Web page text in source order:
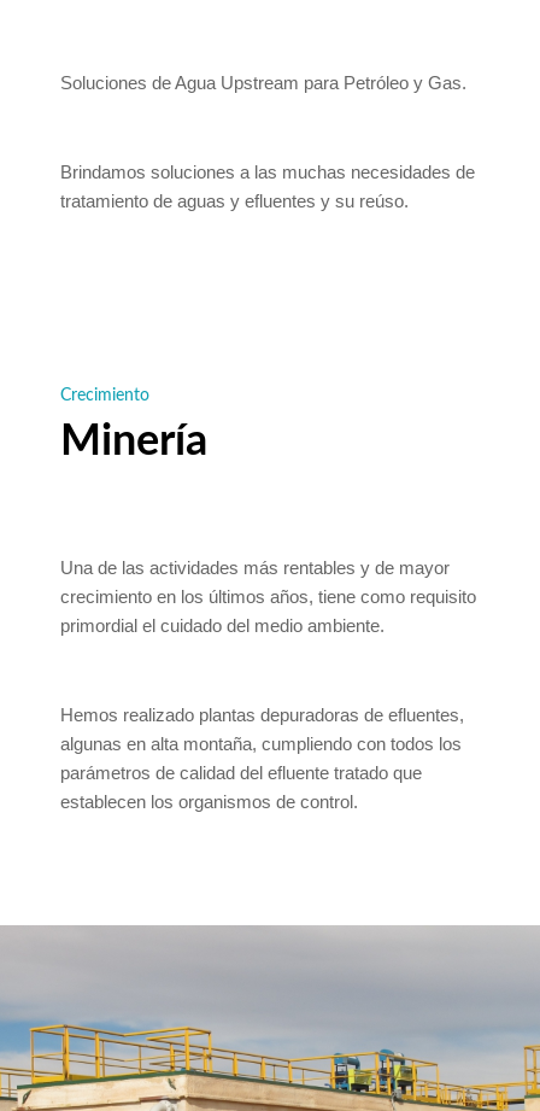
Soluciones de Agua Upstream para Petróleo y Gas.
Brindamos soluciones a las muchas necesidades de
tratamiento de aguas y efluentes y su reúso.
Crecimiento
Minería
Una de las actividades más rentables y de mayor
crecimiento en los últimos años, tiene como requisito
primordial el cuidado del medio ambiente.
Hemos realizado plantas depuradoras de efluentes,
algunas en alta montaña, cumpliendo con todos los
parámetros de calidad del efluente tratado que
establecen los organismos de control.